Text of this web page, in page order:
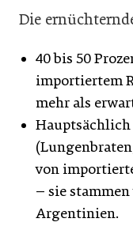
Die
40 bis 50
importiertem
mehr als
von
– sie
Argentinien.